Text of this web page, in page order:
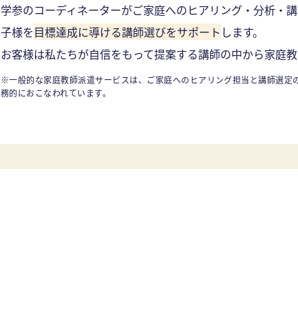
学参のコーディネーターがご家庭へのヒアリング・分析・
子様を目標達成に導ける講師選びをサポート します。
お客様は私たちが自信をもって提案する講師の中から家庭教
※一般的な家庭教師派遣サービスは、ご家庭へのヒアリング担当と講師選定
務的におこなわれています。